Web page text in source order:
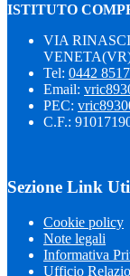
ISTITUTO
VIA
Tel: 0442
Email:
PEC:
C.F.:
Sezione Link
Cookie policy
Note legali
Informativa
Ufficio